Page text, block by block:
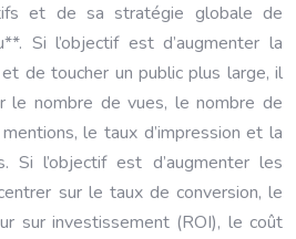
et de sa stratégie globale de
Si l’objectif est d’augmenter la
de toucher un public plus large, il
le nombre de vues, le nombre de
le taux d’impression et la
Si l’objectif est d’augmenter les
sur le taux de conversion, le
sur investissement (ROI), le coût